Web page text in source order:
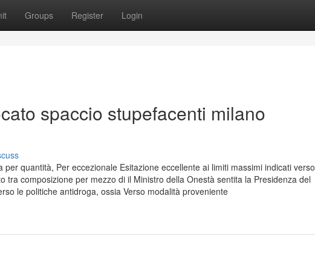
Groups Register Login
spaccio stupefacenti milano
quantità, Per eccezionale Esitazione eccellente ai limiti massimi indicati verso
tra composizione per mezzo di il Ministro della Onestà sentita la Presidenza del
le politiche antidroga, ossia Verso modalità proveniente